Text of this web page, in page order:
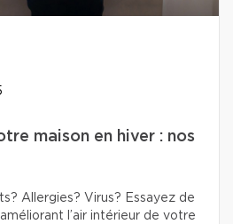
maison en hiver : nos
Allergies? Virus? Essayez de
l’air intérieur de votre